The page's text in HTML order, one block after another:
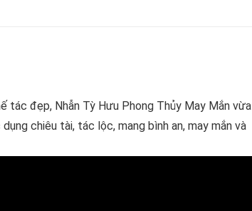
tác đẹp, Nhẫn Tỳ Hưu Phong Thủy May Mắn vừa
chiêu tài, tác lộc, mang bình an, may mắn và